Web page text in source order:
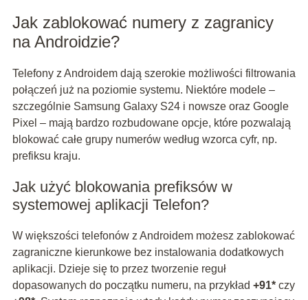
Jak zablokować numery z zagranicy
na Androidzie?
Telefony z Androidem dają szerokie możliwości filtrowania
połączeń już na poziomie systemu. Niektóre modele –
szczególnie Samsung Galaxy S24 i nowsze oraz Google
Pixel – mają bardzo rozbudowane opcje, które pozwalają
blokować całe grupy numerów według wzorca cyfr, np.
prefiksu kraju.
Jak użyć blokowania prefiksów w
systemowej aplikacji Telefon?
W większości telefonów z Androidem możesz zablokować
zagraniczne kierunkowe bez instalowania dodatkowych
aplikacji. Dzieje się to przez tworzenie reguł
dopasowanych do początku numeru, na przykład +91*czy